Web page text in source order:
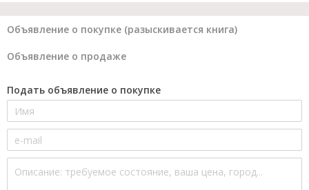
Объявление о покупке (разыскивается книга)
Объявление о продаже
Подать объявление о покупке